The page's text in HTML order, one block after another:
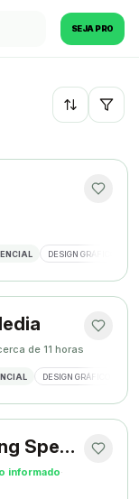
SEJA PRO
Recentes
DESIGN GRÁFICO
de 11 horas
DESIGN GRÁFICO
Digital Marketing & Designing Specialist
informado·